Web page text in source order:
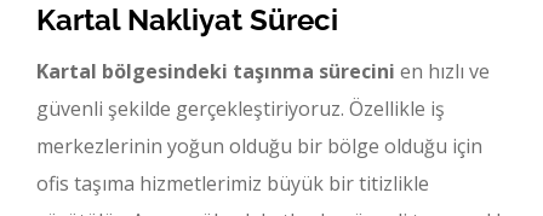
Kartal Nakliyat Süreci
Kartal bölgesindeki taşınma sürecini en hızlı ve
güvenli şekilde gerçekleştiriyoruz. Özellikle iş
merkezlerinin yoğun olduğu bir bölge olduğu için
ofis taşıma hizmetlerimiz büyük bir titizlikle